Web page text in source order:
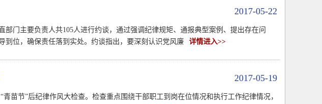
2017-05-22
门主要负责人共105人进行约谈，通过强调纪律规矩、通报典型案例、提出存在问
到位，确保责任落到实处。约谈指出，要深刻认识党风廉
详情进入>>
2017-05-19
苗节”后纪律作风大检查。检查重点围绕干部职工到岗在位情况和执行工作纪律情况，